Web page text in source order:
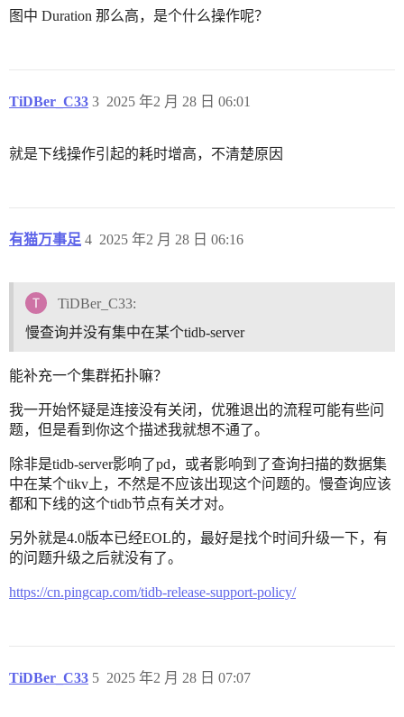
图中 Duration 那么高，是个什么操作呢？
TiDBer_C33 2025 年2 月 28 日 06:01
3
就是下线操作引起的耗时增高，不清楚原因
有猫万事足 2025 年2 月 28 日 06:16
4
TiDBer_C33:
慢查询并没有集中在某个tidb-server
能补充一个集群拓扑嘛？
我一开始怀疑是连接没有关闭，优雅退出的流程可能有些问
题，但是看到你这个描述我就想不通了。
除非是tidb-server影响了pd，或者影响到了查询扫描的数据集
中在某个tikv上，不然是不应该出现这个问题的。慢查询应该
都和下线的这个tidb节点有关才对。
另外就是4.0版本已经EOL的，最好是找个时间升级一下，有
的问题升级之后就没有了。
https://cn.pingcap.com/tidb-release-support-policy/
TiDBer_C33 2025 年2 月 28 日 07:07
5